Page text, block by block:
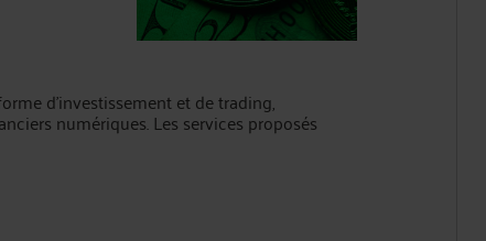
d’investissement et de trading,
numériques. Les services proposés